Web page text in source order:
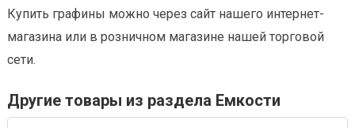
Купить графины можно через сайт нашего интернет-
магазина или в розничном магазине нашей торговой
сети.
Другие товары из раздела Емкости